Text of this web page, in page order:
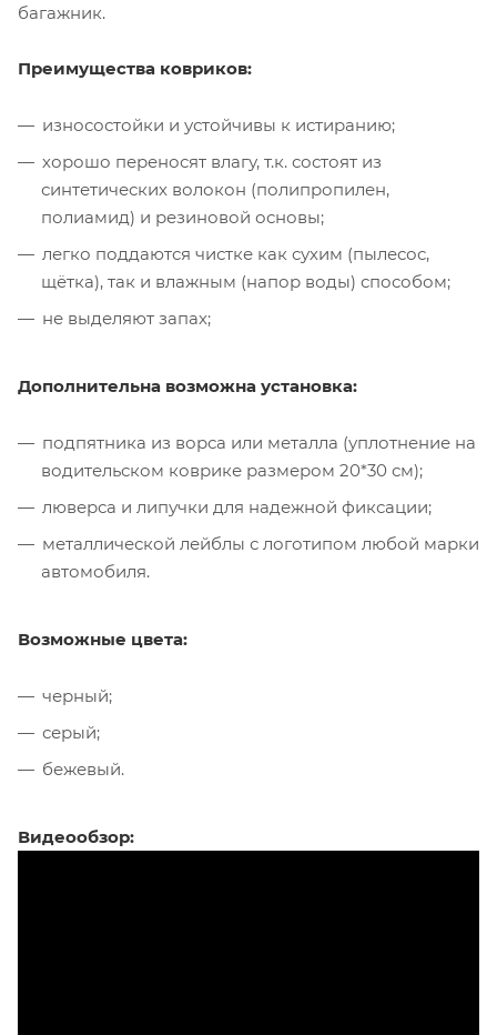
багажник.
Преимущества ковриков:
износостойки и устойчивы к истиранию;
хорошо переносят влагу, т.к. состоят из
синтетических волокон (полипропилен,
полиамид) и резиновой основы;
легко поддаются чистке как сухим (пылесос,
щётка), так и влажным (напор воды) способом;
не выделяют запах;
Дополнительна возможна установка:
подпятника из ворса или металла (уплотнение на
водительском коврике размером 20*30 см);
люверса и липучки для надежной фиксации;
металлической лейблы с логотипом любой марки
автомобиля.
Возможные цвета:
черный;
серый;
бежевый.
Видеообзор: